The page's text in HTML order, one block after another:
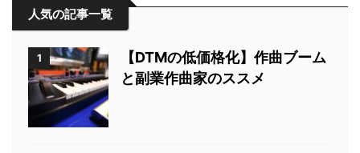
人気の記事一覧
1
【DTMの低価格化】作曲ブーム
と副業作曲家のススメ